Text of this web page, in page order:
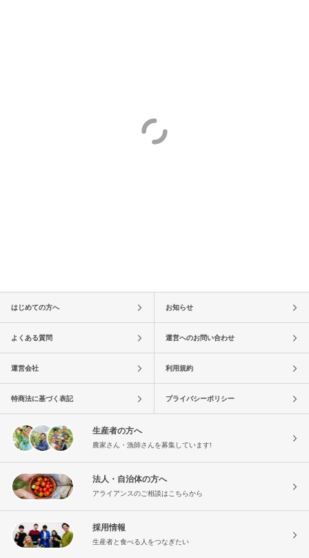
はじめての方へ お知らせ
よくある質問 運営へのお問い合わせ
運営会社 利用規約
特商法に基づく表記 プライバシーポリシー
生産者の方へ
農家さん・漁師さんを募集しています!
法人・自治体の方へ
アライアンスのご相談はこちらから
採用情報
生産者と食べる人をつなぎたい